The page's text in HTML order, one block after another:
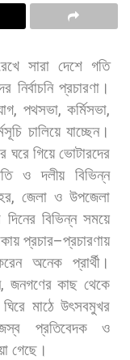
সারা দেশে গতি
নির্বাচনি প্রচারণা।
, পথসভা,কর্মিসভা,
চালিয়ে যাচ্ছেন।
ঘরে গিয়ে ভোটারদের
ও দলীয়
বিভিন্ন
, জেলা ও উপজেলা
দিনের বিভিন্ন সময়ে
প্রচার–প্রচারণায়
অনেক
প্রার্থী।
, জনগণের কাছ থেকে
ঘিরে মাঠে উৎসবমুখর
প্রতিবেদক
ও
গেছে।